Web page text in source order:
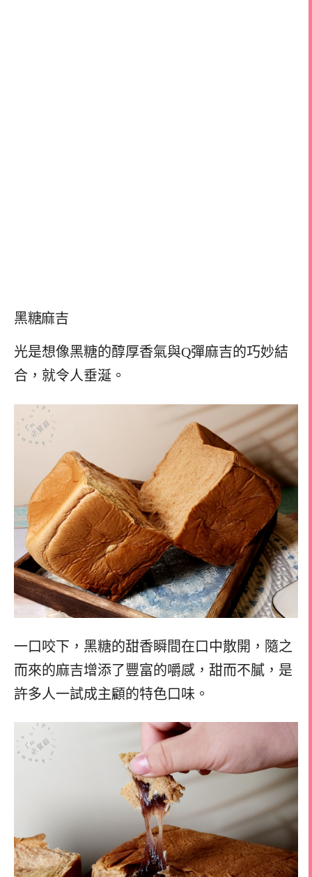
黑糖麻吉
光是想像黑糖的醇厚香氣與Q彈麻吉的巧妙結
合，就令人垂涎。
一口咬下，黑糖的甜香瞬間在口中散開，隨之
而來的麻吉增添了豐富的嚼感，甜而不膩，是
許多人一試成主顧的特色口味。